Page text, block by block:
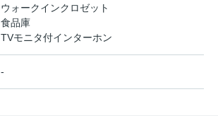
ウォークインクロゼット
食品庫
TVモニタ付インターホン
-